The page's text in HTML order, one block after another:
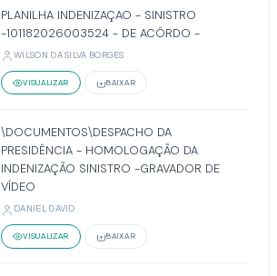
PLANILHA INDENIZAÇAO - SINISTRO
-101182026003524 - DE ACÔRDO -
WILSON DA SILVA BORGES
VISUALIZAR BAIXAR
\DOCUMENTOS\DESPACHO DA
PRESIDÊNCIA - HOMOLOGAÇÃO DA
INDENIZAÇÃO SINISTRO -GRAVADOR DE
VÍDEO
DANIEL DAVID
VISUALIZAR BAIXAR